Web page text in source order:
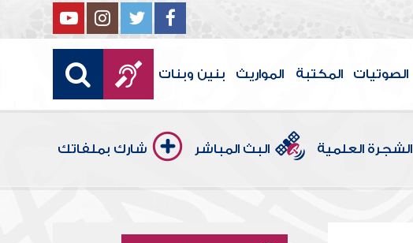
الصوتيات المكتبة المواريث بنين وبنات
الشجرة العلمية البث المباشر شارك بملفاتك